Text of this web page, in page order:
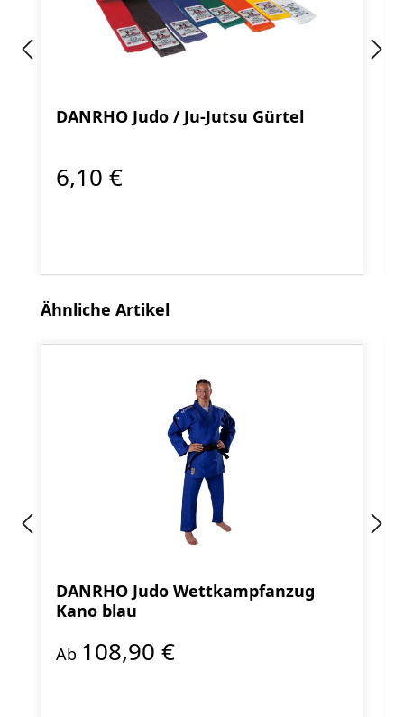
DANRHO Judo / Ju-Jutsu Gürtel
6,10 €
Produktgalerie überspringen
Ähnliche Artikel
DANRHO Judo Wettkampfanzug
Kano blau
Ab 108,90 €